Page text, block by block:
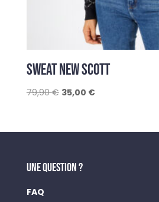
SWEAT NEW SCOTT
79,90€ Le
était :
35,00 €Le
est :
UNE QUESTION ?
FAQ